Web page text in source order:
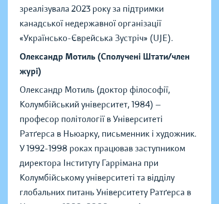
зреалізувала 2023 року за підтримки
канадської недержавної організації
«Українсько-Єврейська Зустріч» (UJE).
Олександр Мотиль (Сполучені Штати/член
журі)
Олександр Мотиль (доктор філософії,
Колумбійський університет, 1984) —
професор політології в Університеті
Ратґерса в Ньюарку, письменник і художник.
У 1992-1998 роках працював заступником
директора Інституту Гаррімана при
Колумбійському університеті та відділу
глобальних питань Університету Ратґерса в